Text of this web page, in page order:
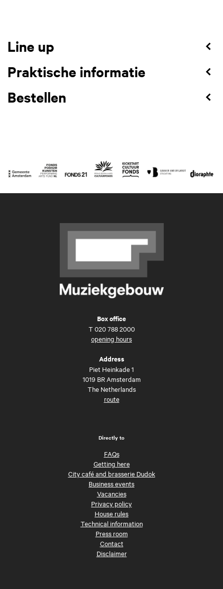
Line up
Praktische informatie
Bestellen
Box office
T 020 788 2000
opening hours
Address
Piet Heinkade 1
1019 BR Amsterdam
The Netherlands
route
Directly to
FAQs
Getting here
City café and brasserie Dudok
Business events
Vacancies
Privacy policy
House rules
Technical information
Press room
Contact
Disclaimer